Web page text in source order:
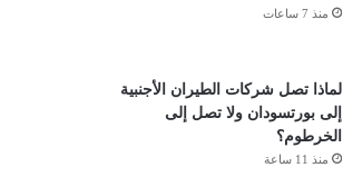
منذ 7 ساعات
لماذا تصل شركات الطيران الأجنبية
إلى بورتسودان ولا تصل إلى
الخرطوم؟
منذ 11 ساعة